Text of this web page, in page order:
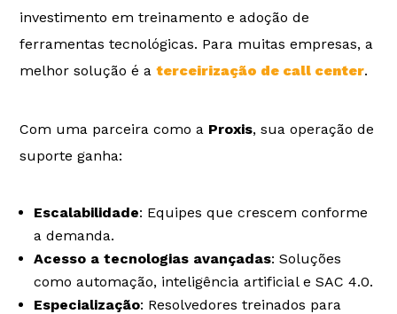
investimento em treinamento e adoção de
ferramentas tecnológicas. Para muitas empresas, a
melhor solução é aterceirização de call center.
Com uma parceira como a Proxis, sua operação de
suporte ganha:
Escalabilidade: Equipes que crescem conforme
a demanda.
Acesso a tecnologias avançadas: Soluções
como automação, inteligência artificial e SAC 4.0.
Especialização: Resolvedores treinados para